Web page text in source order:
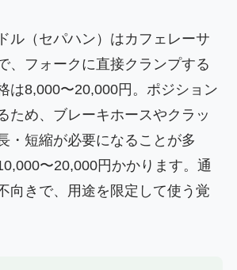
ル（セパハン）はカフェレーサ
、フォークに直接クランプする
は8,000〜20,000円。ポジション
ため、ブレーキホースやクラッ
・短縮が必要になることが多
〜20,000円かかります。通
向きで、用途を限定して使う覚